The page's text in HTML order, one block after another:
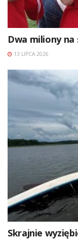
Dwa miliony na
13 LIPCA 2026
Skrajnie